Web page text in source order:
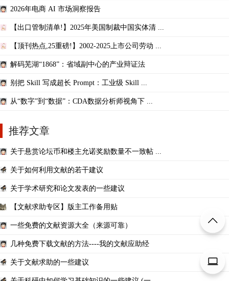
2026年电商 AI 市场洞察报告
【出口管制清单!】2025年美国制裁中国实体清 ...
【顶刊热点,25重磅!】2002-2025上市公司劳动 ...
解码芜湖“1868”：省域副中心的产业辩证法
别把 Skill 写成超长 Prompt：工业级 Skill ...
从“数字”到“数据”：CDA数据分析师视角下 ...
推荐文章
关于悬赏论坛币和楼主允诺奖励数量不一致帖 ...
关于如何利用文献的若干建议
关于学术研究和论文发表的一些建议
【文献求助专区】版主工作备用贴
一些免费的文献资源大全（来源可靠）
几种免费下载文献的方法----我的文献应助经
关于文献求助的一些建议